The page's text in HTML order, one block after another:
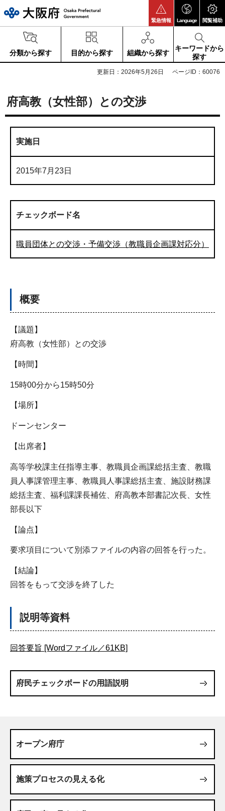
緊急情報 Language 閲覧補助
分類から探す 目的から探す 組織から探す
キーワードから
探す
更新日：2026年5月26日 ページID：60076
府高教（女性部）との交渉
実施日
2015年7月23日
チェックボード名
職員団体との交渉・予備交渉（教職員企画課対応分）
概要
【議題】
府高教（女性部）との交渉
【時間】
15時00分から15時50分
【場所】
ドーンセンター
【出席者】
高等学校課主任指導主事、教職員企画課総括主査、教職
員人事課管理主事、教職員人事課総括主査、施設財務課
総括主査、福利課課長補佐、府高教本部書記次長、女性
部長以下
【論点】
要求項目について別添ファイルの内容の回答を行った。
【結論】
回答をもって交渉を終了した
説明等資料
回答要旨 [Wordファイル／61KB]
府民チェックボードの用語説明
オープン府庁
施策プロセスの見える化